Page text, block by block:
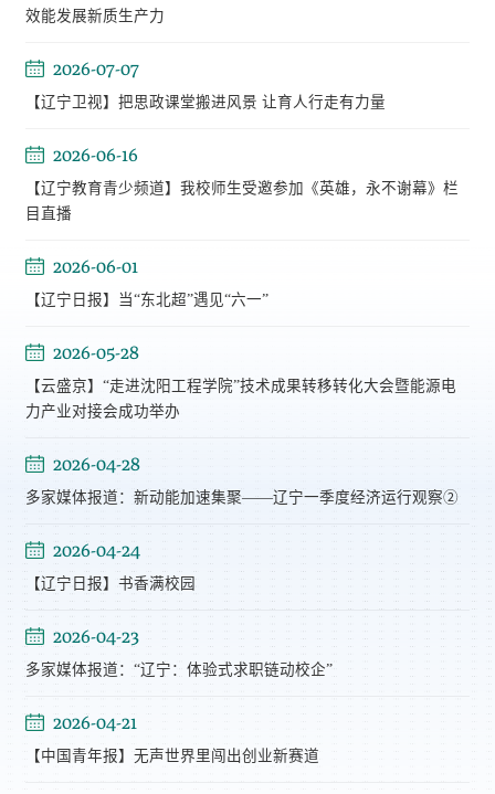
效能发展新质生产力
2026-07-07
【辽宁卫视】把思政课堂搬进风景 让育人行走有力量
2026-06-16
【辽宁教育青少频道】我校师生受邀参加《英雄，永不谢幕》栏
目直播
2026-06-01
【辽宁日报】当“东北超”遇见“六一”
2026-05-28
【云盛京】“走进沈阳工程学院”技术成果转移转化大会暨能源电
力产业对接会成功举办
2026-04-28
多家媒体报道：新动能加速集聚——辽宁一季度经济运行观察②
2026-04-24
【辽宁日报】书香满校园
2026-04-23
多家媒体报道：“辽宁：体验式求职链动校企”
2026-04-21
【中国青年报】无声世界里闯出创业新赛道